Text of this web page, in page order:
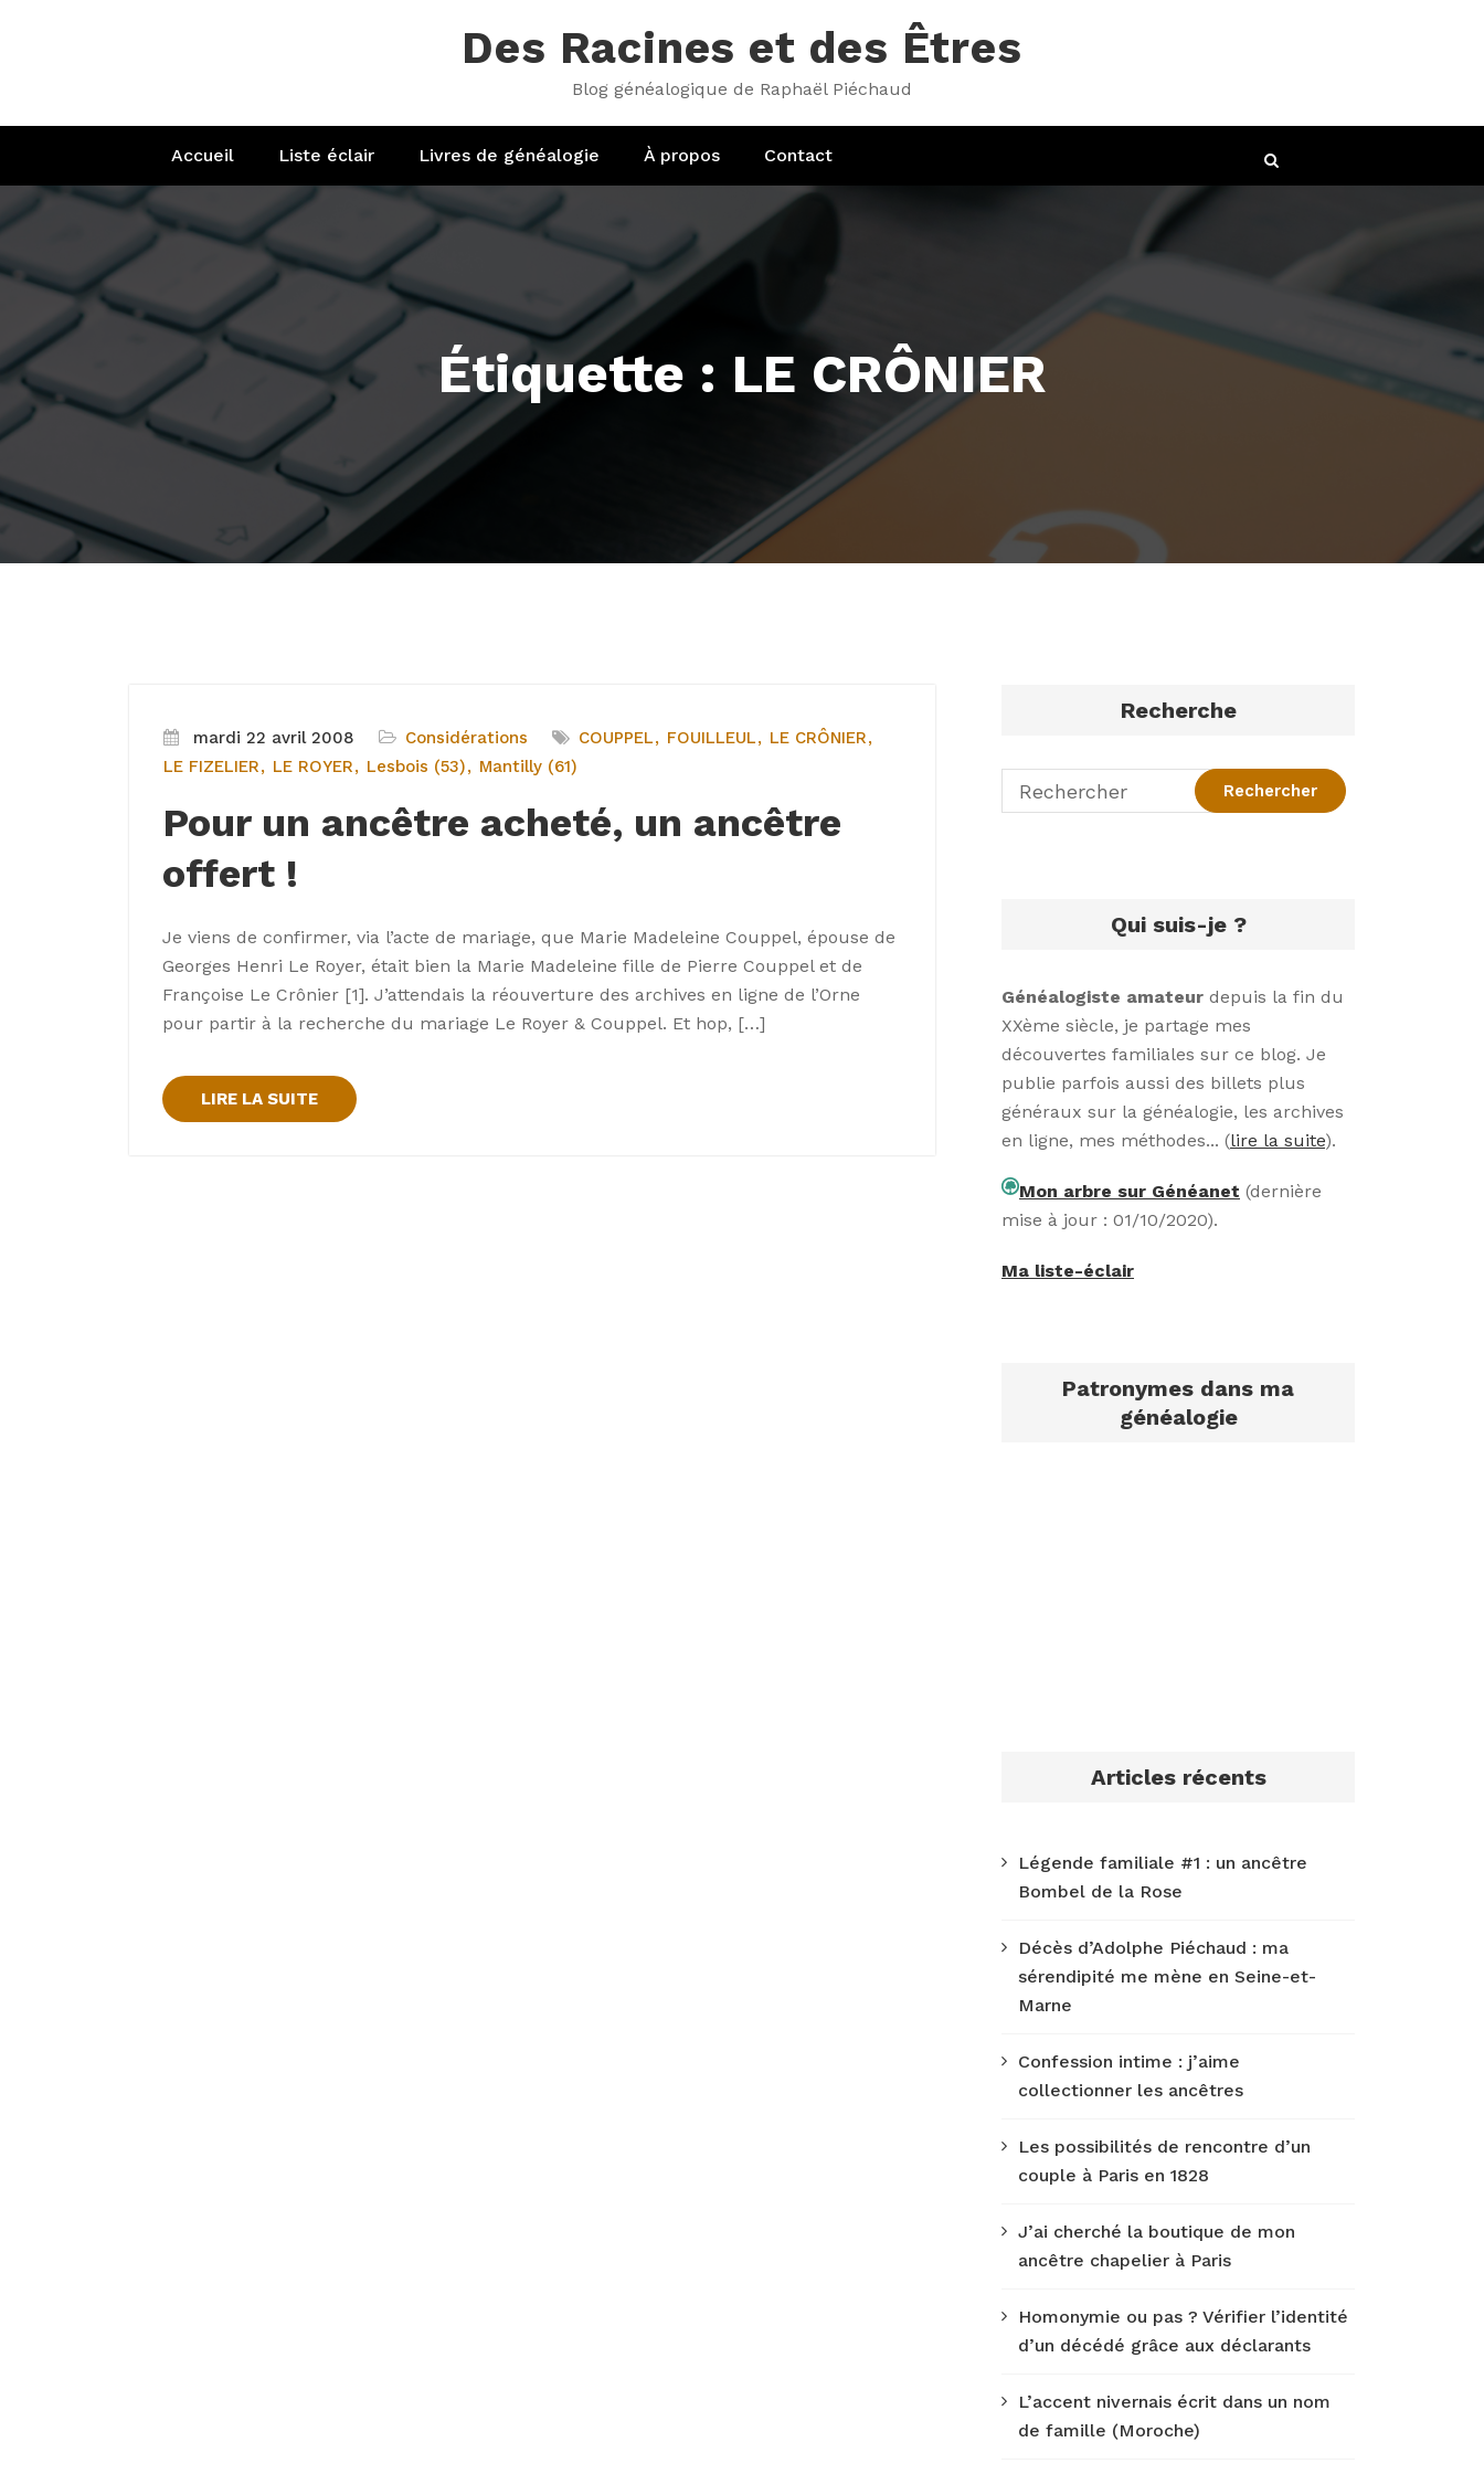
Des Racines et des Êtres
Blog généalogique de Raphaël Piéchaud
Accueil Liste éclair Livres de généalogie À propos Contact
Étiquette : LE CRÔNIER
mardi 22 avril 2008 Considérations COUPPEL FOUILLEUL
LE CRÔNIER
LE FIZELIER
LE ROYER Lesbois (53) Mantilly (61)
Pour un ancêtre acheté, un ancêtre
offert !
Je viens de confirmer, via l’acte de mariage, que Marie Madeleine Couppel, épouse de
Georges Henri Le Royer, était bien la Marie Madeleine fille de Pierre Couppel et de
Françoise Le Crônier [1]. J’attendais la réouverture des archives en ligne de l’Orne
pour partir à la recherche du mariage Le Royer & Couppel. Et hop, […]
LIRE LA SUITE
Recherche
Qui suis-je ?
Généalogiste amateur depuis la fin du
XXème siècle, je partage mes
découvertes familiales sur ce blog. Je
publie parfois aussi des billets plus
généraux sur la généalogie, les archives
en ligne, mes méthodes... (lire la suite).
Mon arbre sur Généanet (dernière
mise à jour : 01/10/2020).
Ma liste-éclair
Patronymes dans ma
généalogie
Articles récents
Légende familiale #1 : un ancêtre
Bombel de la Rose
Décès d’Adolphe Piéchaud : ma
sérendipité me mène en Seine-et-
Marne
Confession intime : j’aime
collectionner les ancêtres
Les possibilités de rencontre d’un
couple à Paris en 1828
J’ai cherché la boutique de mon
ancêtre chapelier à Paris
Homonymie ou pas ? Vérifier l’identité
d’un décédé grâce aux déclarants
L’accent nivernais écrit dans un nom
de famille (Moroche)